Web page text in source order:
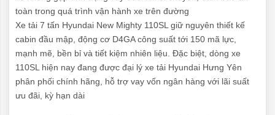
toàn trong quá trình vận hành xe trên đường
Xe tải 7 tấn Hyundai New Mighty 110SL giữ nguyên thiết kế
cabin đầu mập, động cơ D4GA công suất tới 150 mã lực,
mạnh mẽ, bền bỉ và tiết kiệm nhiên liệu. Đặc biệt, dòng xe
110SL hiện nay đang được đại lý xe tải Hyundai Hưng Yên
phân phối chính hãng, hỗ trợ vay vốn ngân hàng với lãi suất
ưu đãi, kỳ hạn dài